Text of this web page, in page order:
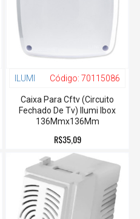
ILUMI Código: 70115086
Caixa Para Cftv (Circuito
Fechado De Tv) Ilumi Ibox
136Mmx136Mm
R$35,09